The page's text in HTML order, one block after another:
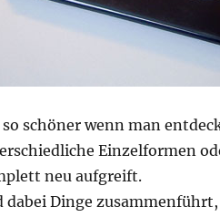
schöner wenn man
Einzelformen
neu aufgreift.
dabei Dinge